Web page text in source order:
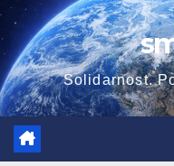
Skip
to
content
Solidarnost.